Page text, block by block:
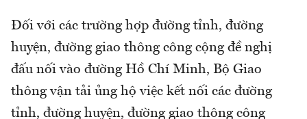
Đối với các trường hợp đường tỉnh, đường
huyện, đường giao thông công cộng đề nghị
đấu nối vào đường Hồ Chí Minh, Bộ Giao
thông vận tải ủng hộ việc kết nối các đường
tỉnh, đường huyện, đường giao thông công